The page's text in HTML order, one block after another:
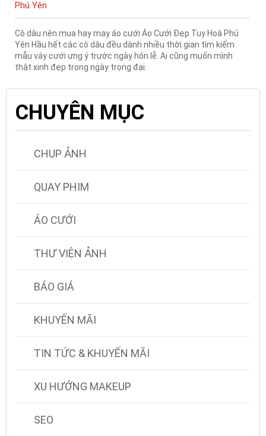
Phú Yên
Cô dâu nên mua hay may áo cưới Áo Cưới Đẹp Tuy Hoà Phú
Yên Hầu hết các cô dâu đều dành nhiều thời gian tìm kiếm
mẫu váy cưới ưng ý trước ngày hôn lễ. Ai cũng muốn mình
thật xinh đẹp trong ngày trọng đại.
CHUYÊN MỤC
CHỤP ẢNH
QUAY PHIM
ÁO CƯỚI
THƯ VIỆN ẢNH
BÁO GIÁ
KHUYẾN MÃI
TIN TỨC & KHUYẾN MÃI
XU HƯỚNG MAKEUP
SEO